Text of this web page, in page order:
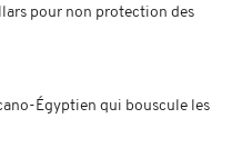
pour non protection des
Égyptien qui bouscule les